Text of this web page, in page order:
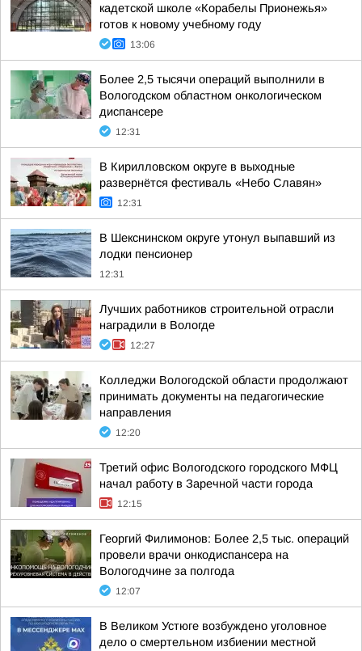
кадетской школе «Корабелы Прионежья»
готов к новому учебному году
13:06
Более 2,5 тысячи операций выполнили в
Вологодском областном онкологическом
диспансере
12:31
В Кирилловском округе в выходные
развернётся фестиваль «Небо Славян»
12:31
В Шекснинском округе утонул выпавший из
лодки пенсионер
12:31
Лучших работников строительной отрасли
наградили в Вологде
12:27
Колледжи Вологодской области продолжают
принимать документы на педагогические
направления
12:20
Третий офис Вологодского городского МФЦ
начал работу в Заречной части города
12:15
Георгий Филимонов: Более 2,5 тыс. операций
провели врачи онкодиспансера на
Вологодчине за полгода
12:07
В Великом Устюге возбуждено уголовное
дело о смертельном избиении местной